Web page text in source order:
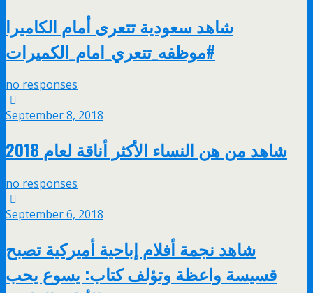
شاهد سعودية تتعرى أمام الكاميرا
#موظفه_تتعري_امام_الكميرات
no responses
September 8, 2018
شاهد من هن النساء الأكثر أناقة لعام 2018
no responses
September 6, 2018
شاهد نجمة أفلام إباحية أميركية تصبح
قسيسة واعظة وتؤلف كتاب: يسوع يحب